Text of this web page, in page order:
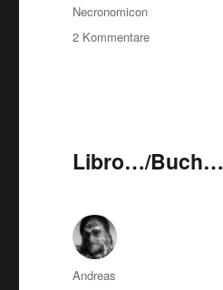
Necronomicon
2 Kommentarezu
Libro…/Buch…
Autor
Andreas